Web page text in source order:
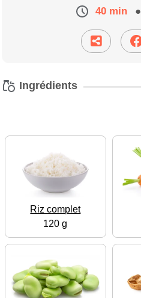
40 min ●
Ingrédients
Riz complet
120 g